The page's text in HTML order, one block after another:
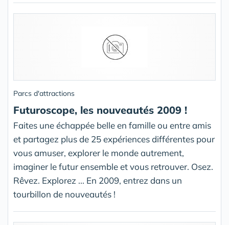
Parcs d'attractions
Futuroscope, les nouveautés 2009 !
Faites une échappée belle en famille ou entre amis
et partagez plus de 25 expériences différentes pour
vous amuser, explorer le monde autrement,
imaginer le futur ensemble et vous retrouver. Osez.
Rêvez. Explorez ... En 2009, entrez dans un
tourbillon de nouveautés !